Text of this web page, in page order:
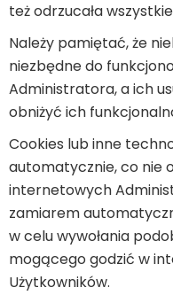
też odrzucała
Należy pamiętać, że
niezbędne do
Administratora, a ich
obniżyć ich
Cookies lub inne
automatycznie, co nie
internetowych
zamiarem
w celu wywołania
mogącego godzić w
Użytkowników.